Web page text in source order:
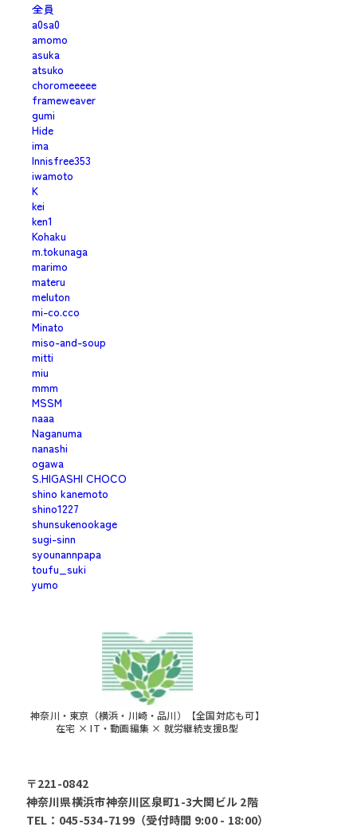
全員
a0sa0
amomo
asuka
atsuko
choromeeeee
frameweaver
gumi
Hide
ima
Innisfree353
iwamoto
K
kei
ken1
Kohaku
m.tokunaga
marimo
materu
meluton
mi-co.cco
Minato
miso-and-soup
mitti
miu
mmm
MSSM
naaa
Naganuma
nanashi
ogawa
S.HIGASHI CHOCO
shino kanemoto
shino1227
shunsukenookage
sugi-sinn
syounannpapa
toufu_suki
yumo
神奈川・東京（横浜・川崎・品川）【全国対応も可】
在宅 × IT・動画編集 × 就労継続支援B型
〒221-0842
神奈川県横浜市神奈川区泉町1-3大関ビル 2階
TEL：045-534-7199（受付時間 9:00 - 18:00）